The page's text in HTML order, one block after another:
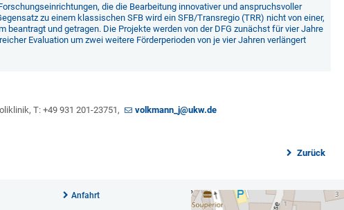
die die Bearbeitung innovativer und anspruchsvoller
zu einem klassischen SFB wird ein SFB/Transregio (TRR) nicht von einer,
beantragt und getragen. Die Projekte werden von der DFG zunächst für vier Jahre
Evaluation um zwei weitere Förderperioden von je vier Jahren verlängert
T: +49 931 201-23751, volkmann_j@ukw.de
Zurück
Anfahrt